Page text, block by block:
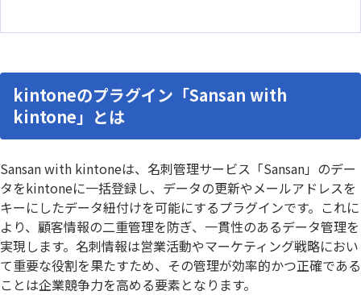
kintoneのプラグイン「Sansan with
kintone」とは
Sansan with kintoneは、名刺管理サービス「Sansan」のデー
タをkintoneに一括登録し、データの更新やメールアドレスを
キーにしたデータ紐付けを可能にするプラグインです。これに
より、顧客情報の二重管理を防ぎ、一貫性のあるデータ管理を
実現します。名刺情報は営業活動やマーケティング戦略におい
て重要な役割を果たすため、その管理が効率的かつ正確である
ことは企業競争力を高める要素となります。